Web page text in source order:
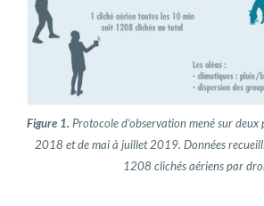
Figure 1. Protocole d’observation mené sur
2018 et de mai à juillet 2019. Données
1208 clichés aériens par